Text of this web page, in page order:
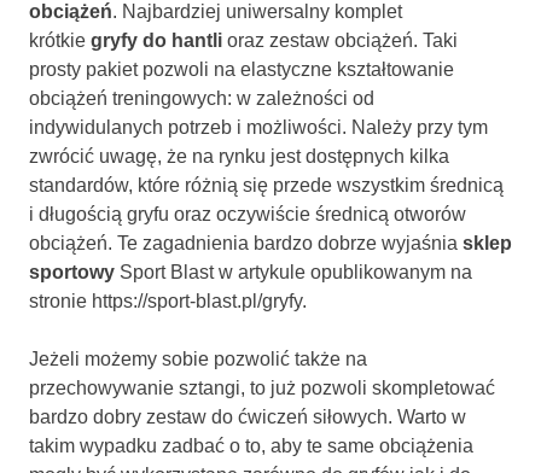
obciążeń. Najbardziej uniwersalny komplet
krótkie gryfy do hantli oraz zestaw obciążeń. Taki
prosty pakiet pozwoli na elastyczne kształtowanie
obciążeń treningowych: w zależności od
indywidulanych potrzeb i możliwości. Należy przy tym
zwrócić uwagę, że na rynku jest dostępnych kilka
standardów, które różnią się przede wszystkim średnicą
i długością gryfu oraz oczywiście średnicą otworów
obciążeń. Te zagadnienia bardzo dobrze wyjaśnia sklep
sportowy Sport Blast w artykule opublikowanym na
stronie https://sport-blast.pl/gryfy.
Jeżeli możemy sobie pozwolić także na
przechowywanie sztangi, to już pozwoli skompletować
bardzo dobry zestaw do ćwiczeń siłowych. Warto w
takim wypadku zadbać o to, aby te same obciążenia